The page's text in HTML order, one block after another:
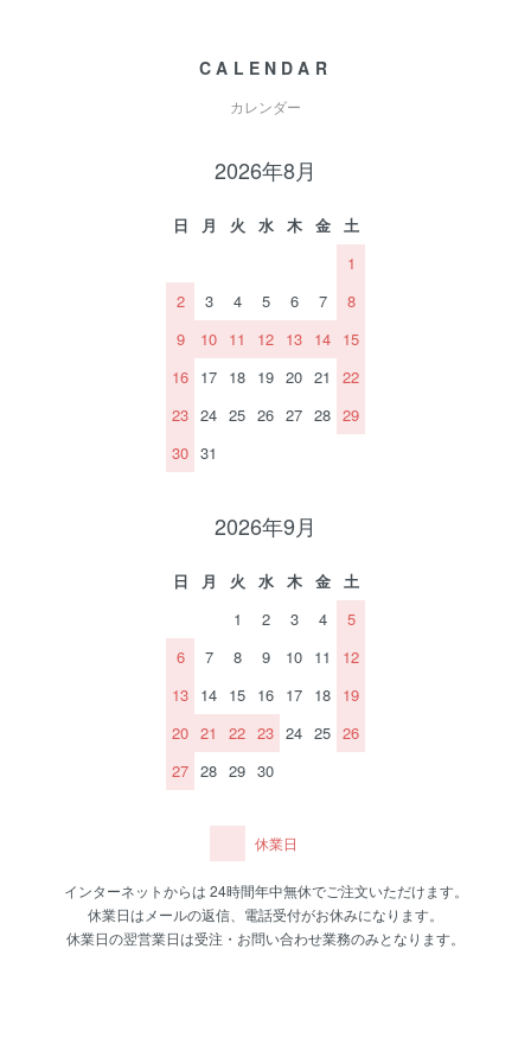
CALENDAR
カレンダー
2026年8月
日 月 火 水 木 金
土
1
2
3 4 5 6 7
8
9
10 11 12 13 14 15
16 17 18 19 20 21
22
23 24 25 26 27 28 29
30 31
2026年9月
日 月 火 水 木 金
土
1
2 3 4
5
6
7 8 9 10 11
12
13 14 15 16 17 18 19
20 21 22 23 24 25 26
27 28 29 30
休業日
インターネットからは 24時間年中無休でご注文いただけます。
休業日はメールの返信、電話受付がお休みになります。
休業日の翌営業日は受注・お問い合わせ業務のみとなります。